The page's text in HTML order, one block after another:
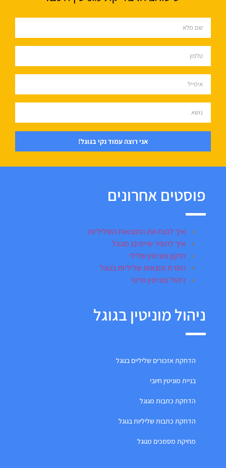
אני רוצה עמוד נקי בגוגל!
פוסטים אחרונים
איך לנצח את התוצאות השליליות
איך להסיר שיימינג מגוגל
תיקון מוניטין שלילי
הסרת תוצאות שליליות בגוגל
ניהול מוניטין פרטי
ניהול מוניטין בגוגל
הדחקת אזכורים שליליים בגוגל
בניית מוניטין חיובי
הדחקת כתבות מגוגל
הדחקת כתבות שליליות בגוגל
מחיקת מסמכים מגוגל